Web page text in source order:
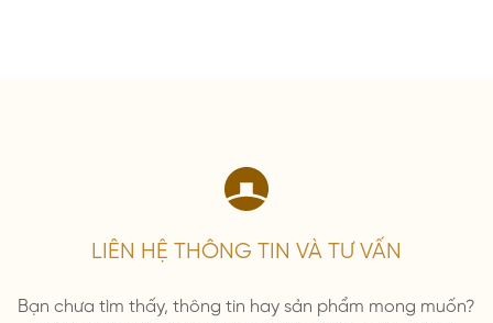
LIÊN HỆ THÔNG TIN VÀ TƯ VẤN
Bạn chưa tìm thấy, thông tin hay sản phẩm mong muốn?